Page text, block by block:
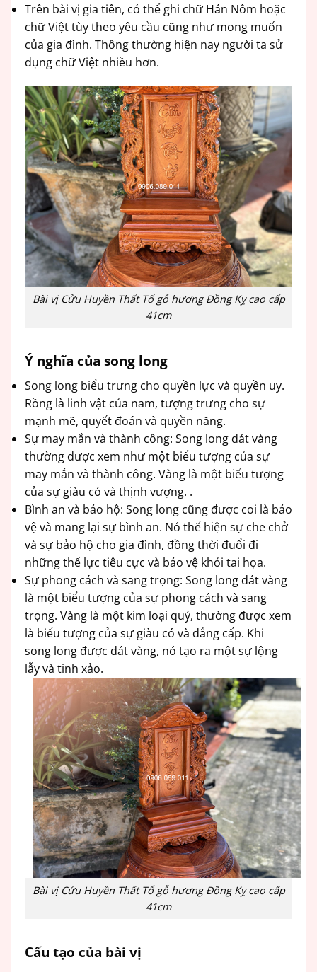
Trên bài vị gia tiên, có thể ghi chữ Hán Nôm hoặc
chữ Việt tùy theo yêu cầu cũng như mong muốn
của gia đình. Thông thường hiện nay người ta sử
dụng chữ Việt nhiều hơn.
Bài vị Cửu Huyền Thất Tổ gỗ hương Đồng Kỵ cao cấp
41cm
Ý nghĩa của song long
Song long biểu trưng cho quyền lực và quyền uy.
Rồng là linh vật của nam, tượng trưng cho sự
mạnh mẽ, quyết đoán và quyền năng.
Sự may mắn và thành công: Song long dát vàng
thường được xem như một biểu tượng của sự
may mắn và thành công. Vàng là một biểu tượng
của sự giàu có và thịnh vượng. .
Bình an và bảo hộ: Song long cũng được coi là bảo
vệ và mang lại sự bình an. Nó thể hiện sự che chở
và sự bảo hộ cho gia đình, đồng thời đuổi đi
những thế lực tiêu cực và bảo vệ khỏi tai họa.
Sự phong cách và sang trọng: Song long dát vàng
là một biểu tượng của sự phong cách và sang
trọng. Vàng là một kim loại quý, thường được xem
là biểu tượng của sự giàu có và đẳng cấp. Khi
song long được dát vàng, nó tạo ra một sự lộng
lẫy và tinh xảo.
Bài vị Cửu Huyền Thất Tổ gỗ hương Đồng Kỵ cao cấp
41cm
Cấu tạo của bài vị